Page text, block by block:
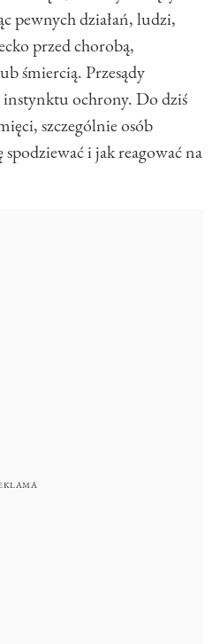
pewnych działań, ludzi,
przed chorobą,
śmiercią. Przesądy
instynktu ochrony. Do dziś
szczególnie osób
spodziewać i jak reagować na